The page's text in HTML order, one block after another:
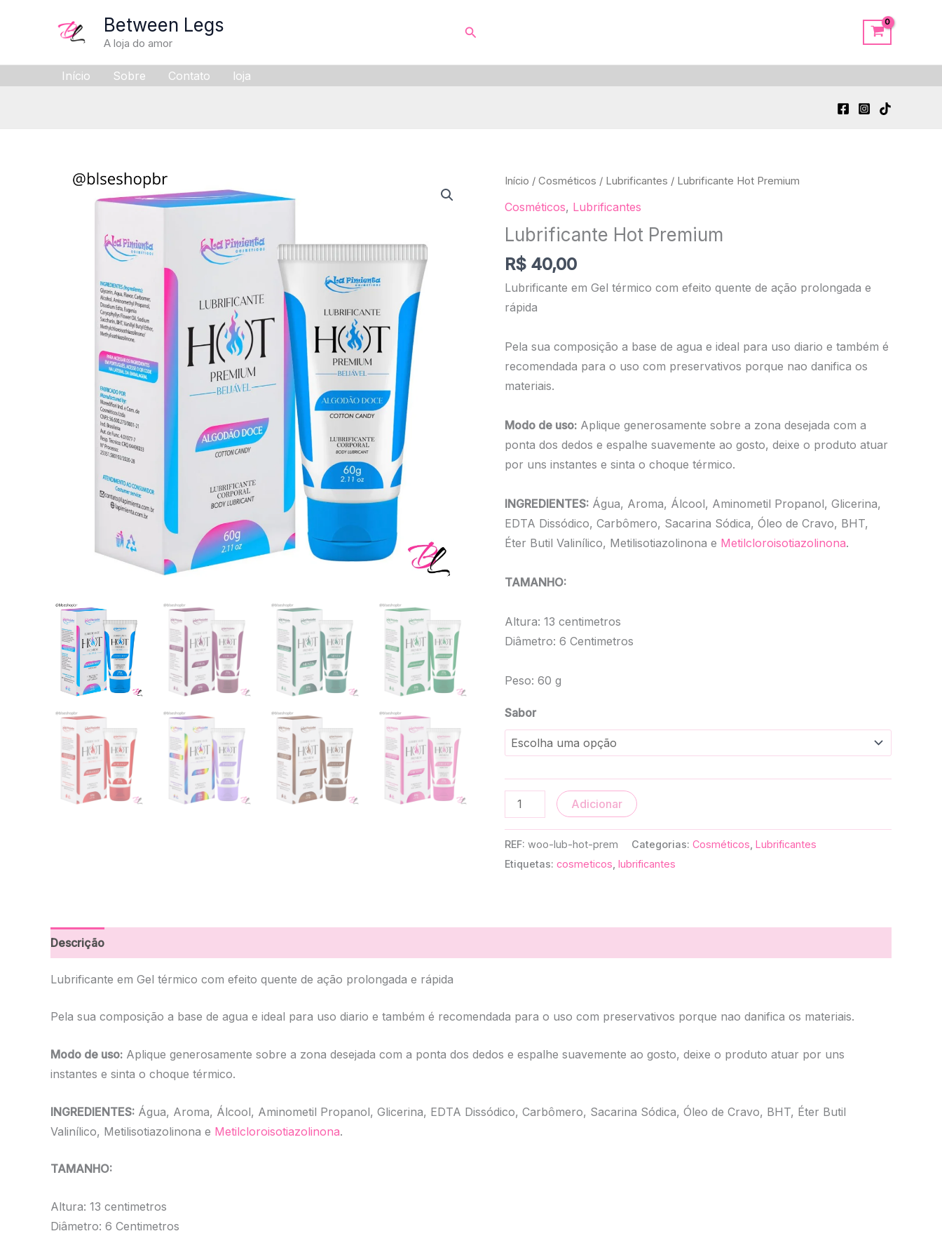
Between Legs
A loja do amor
Search
Início Sobre Contato loja
Início / Cosméticos / Lubrificantes / Lubrificante Hot Premium
Cosméticos, Lubrificantes
Lubrificante Hot Premium
R$ 40,00
Lubrificante em Gel térmico com efeito quente de ação prolongada e
rápida
Pela sua composição a base de agua e ideal para uso diario e também é
recomendada para o uso com preservativos porque nao danifica os
materiais.
Modo de uso: Aplique generosamente sobre a zona desejada com a
ponta dos dedos e espalhe suavemente ao gosto, deixe o produto atuar
por uns instantes e sinta o choque térmico.
INGREDIENTES: Água, Aroma, Álcool, Aminometil Propanol, Glicerina,
EDTA Dissódico, Carbômero, Sacarina Sódica, Óleo de Cravo, BHT,
Éter Butil Valinílico, Metilisotiazolinona e Metilcloroisotiazolinona.
TAMANHO:
Altura: 13 centimetros
Diâmetro: 6 Centimetros
Peso: 60 g
Sabor
Quantidade
de
Hot
Premium
Adicionar
REF: woo-lub-hot-prem Categorias: Cosméticos Lubrificantes
Etiquetas: cosmeticos lubrificantes
Descrição
Lubrificante em Gel térmico com efeito quente de ação prolongada e rápida
Pela sua composição a base de agua e ideal para uso diario e também é recomendada para o uso com preservativos porque nao danifica os materiais.
Modo de uso: Aplique generosamente sobre a zona desejada com a ponta dos dedos e espalhe suavemente ao gosto, deixe o produto atuar por uns
instantes e sinta o choque térmico.
INGREDIENTES: Água, Aroma, Álcool, Aminometil Propanol, Glicerina, EDTA Dissódico, Carbômero, Sacarina Sódica, Óleo de Cravo, BHT, Éter Butil
Valinílico, Metilisotiazolinona e Metilcloroisotiazolinona.
TAMANHO:
Altura: 13 centimetros
Diâmetro: 6 Centimetros